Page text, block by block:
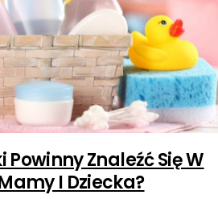
Znaleźć Się W
I Dziecka?